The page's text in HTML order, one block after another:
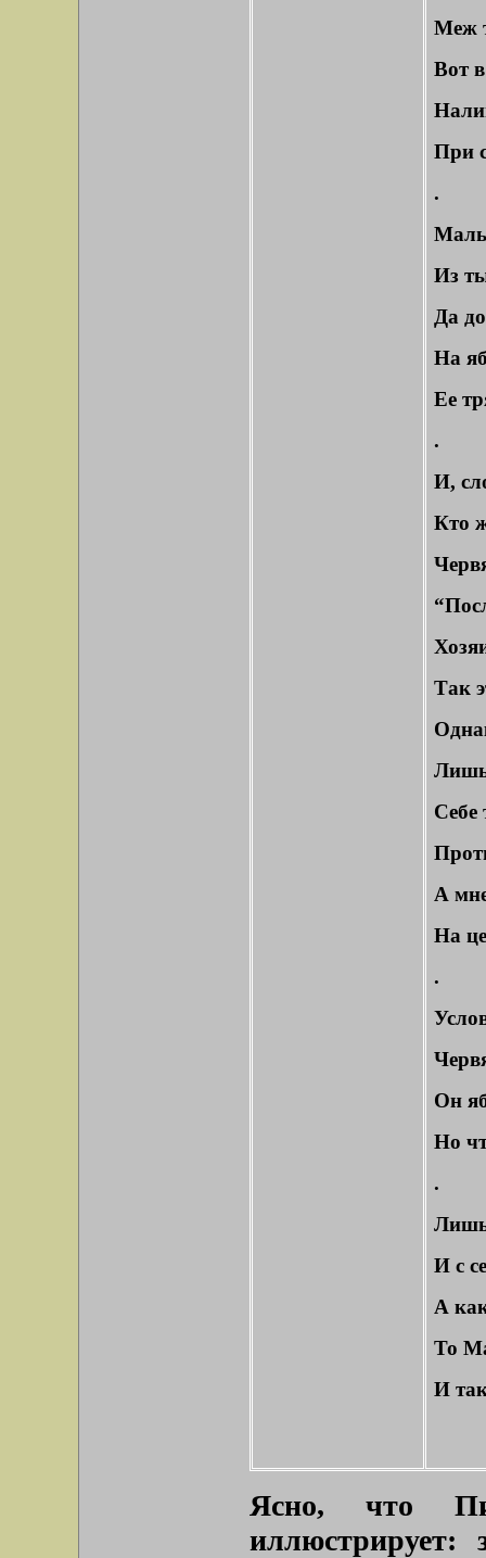
Меж
Вот
При
.
Из
Да
На
Ее
.
И,
Кто
Так
Лишь
Себе
А
На
.
Он
Но
.
Лишь
И с
А
То
И
Ясно, что
иллюстрирует: